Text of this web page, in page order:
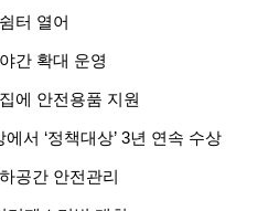
터 열어
간 확대 운영
에 안전용품 지원
서 ‘정책대상’ 3년 연속 수상
공간 안전관리